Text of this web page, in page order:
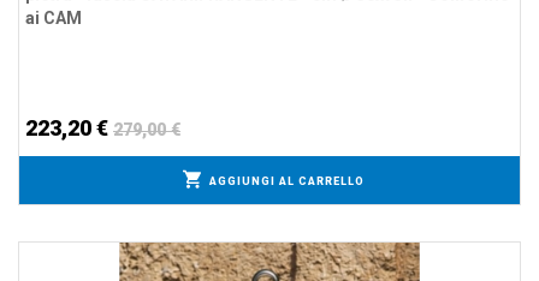
ai CAM
223,20 € 279,00 €
AGGIUNGI AL CARRELLO